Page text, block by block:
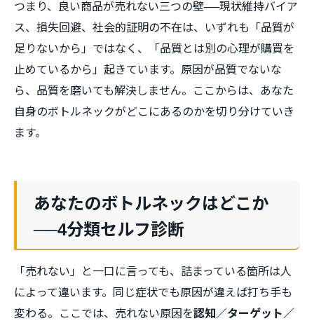
つまり、良い商品が売れない三つの壁──現状維持バイア
ス、損失回避、社会的証明の不在は、いずれも「品質が
足りないから」ではなく、「品質とは別の心理が購買を
止めているから」起きています。原因が品質でないな
ら、品質を磨いても解決しません。ここからは、あなた
自身のボトルネックがどこにあるのかを切り分けていき
ます。
あなたのボトルネックはどこか
──4分類セルフ診断
「売れない」と一口に言っても、詰まっている箇所は人
によって違います。同じ症状でも原因が違えば打ち手も
変わる。ここでは、売れない原因を認知／ターゲット／